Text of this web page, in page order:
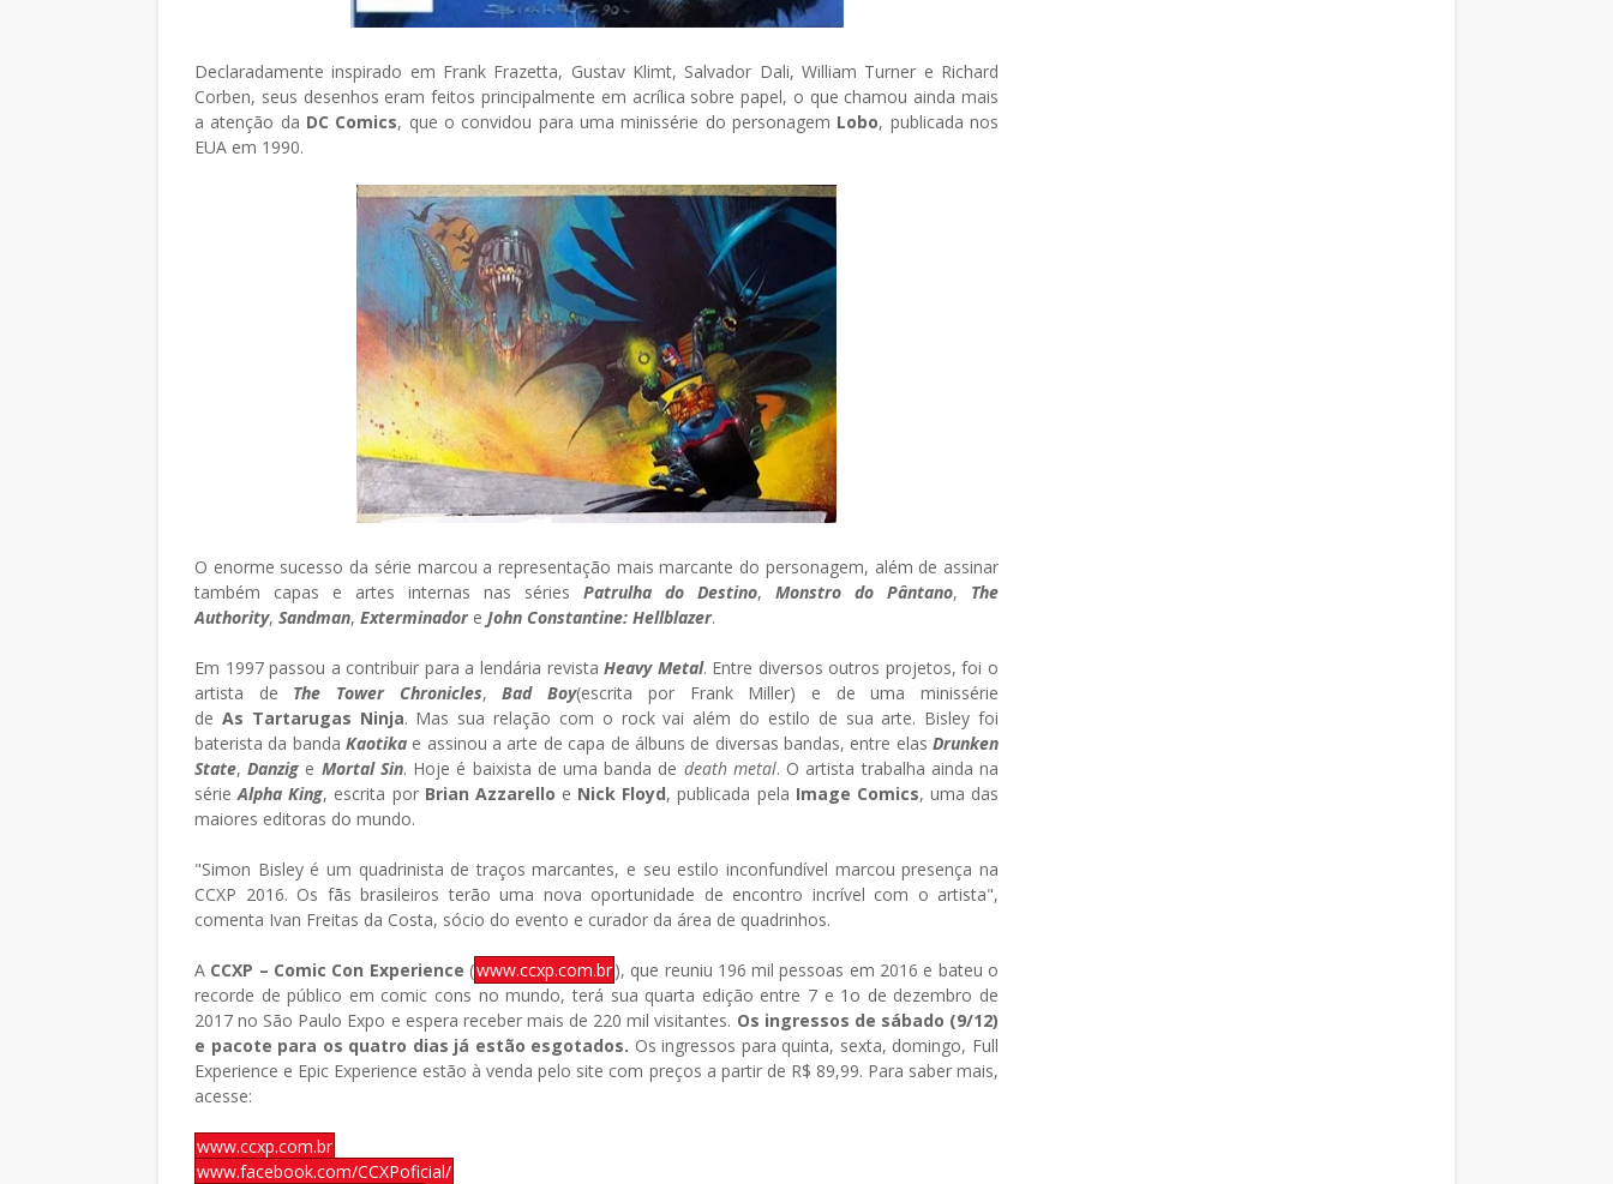
Declaradamente inspirado em Frank Frazetta, Gustav Klimt, Salvador Dali, William Turner e Richard
Corben, seus desenhos eram feitos principalmente em acrílica sobre papel, o que chamou ainda mais
a atenção da DC Comics, que o convidou para uma minissérie do personagem Lobo, publicada nos
EUA em 1990.
O enorme sucesso da série marcou a representação mais marcante do personagem, além de assinar
também capas e artes internas nas séries Patrulha do Destino, Monstro do Pântano, The
Authority, Sandman, Exterminadore John Constantine: Hellblazer.
Em 1997 passou a contribuir para a lendária revistaHeavy Metal. Entre diversos outros projetos, foi o
artista de The Tower Chronicles,Bad Boy(escrita por Frank Miller) e de uma minissérie
de As Tartarugas Ninja. Mas sua relação com o rock vai além do estilo de sua arte. Bisley foi
baterista da bandaKaotika e assinou a arte de capa de álbuns de diversas bandas, entre elasDrunken
State,Danzig e Mortal Sin. Hoje é baixista de uma banda de death metal. O artista trabalha ainda na
sérieAlpha King, escrita por Brian Azzarello e Nick Floyd, publicada pela Image Comics, uma das
maiores editoras do mundo.
"Simon Bisley é um quadrinista de traços marcantes, e seu estilo inconfundível marcou presença na
CCXP 2016. Os fãs brasileiros terão uma nova oportunidade de encontro incrível com o artista",
comenta Ivan Freitas da Costa, sócio do evento e curador da área de quadrinhos.
A CCXP – Comic Con Experience (www.ccxp.com.br), que reuniu 196 mil pessoas em 2016 e bateu o
recorde de público em comic cons no mundo, terá sua quarta edição entre 7 e 1o de dezembro de
2017 no São Paulo Expo e espera receber mais de 220 mil visitantes. Os ingressos de sábado (9/12)
e pacote para os quatro dias já estão esgotados. Os ingressos para quinta, sexta, domingo, Full
Experience e Epic Experience estão à venda pelo site com preços a partir de R$ 89,99. Para saber mais,
acesse:
www.ccxp.com.br
www.facebook.com/CCXPoficial/